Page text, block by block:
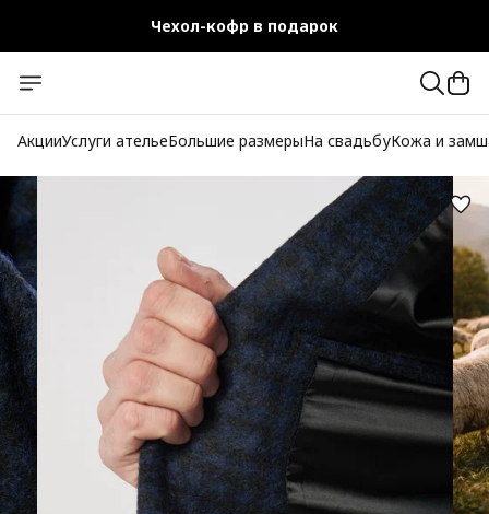
Чехол-кофр в подарок
Бесплатная доставка при заказе от 10 000 руб.
АкцииУслуги ательеБольшие размерыНа свадьбуКожа и